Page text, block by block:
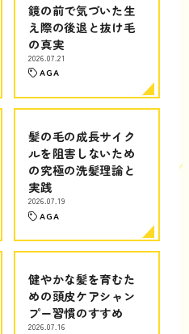
鏡の前で気づいた生
え際の後退と抜け毛
の真実
2026.07.21
AGA
髪の毛の成長サイク
ルを阻害しないため
の究極の洗髪理論と
実践
2026.07.19
AGA
健やかな髪を育むた
めの頭皮ケアシャン
プー習慣のすすめ
2026.07.16